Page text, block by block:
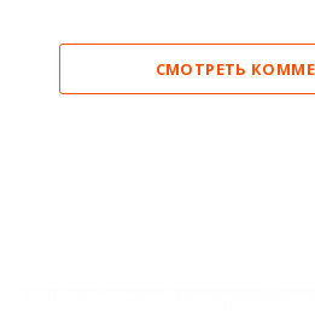
СМОТРЕТЬ